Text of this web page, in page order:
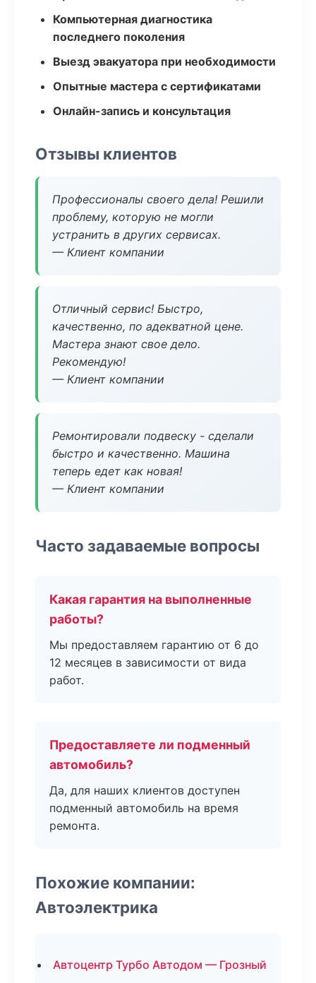
Компьютерная диагностика
последнего поколения
Выезд эвакуатора при необходимости
Опытные мастера с сертификатами
Онлайн-запись и консультация
Отзывы клиентов
Профессионалы своего дела! Решили
проблему, которую не могли
устранить в других сервисах.
— Клиент компании
Отличный сервис! Быстро,
качественно, по адекватной цене.
Мастера знают свое дело.
Рекомендую!
— Клиент компании
Ремонтировали подвеску - сделали
быстро и качественно. Машина
теперь едет как новая!
— Клиент компании
Часто задаваемые вопросы
Какая гарантия на выполненные
работы?
Мы предоставляем гарантию от 6 до
12 месяцев в зависимости от вида
работ.
Предоставляете ли подменный
автомобиль?
Да, для наших клиентов доступен
подменный автомобиль на время
ремонта.
Похожие компании:
Автоэлектрика
Автоцентр Турбо Автодом — Грозный